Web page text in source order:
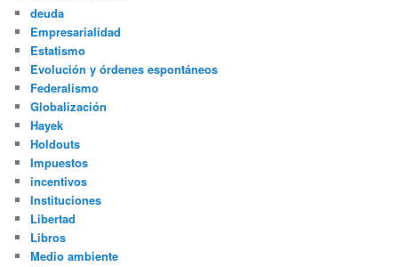
deuda
Empresarialidad
Estatismo
Evolución y órdenes espontáneos
Federalismo
Globalización
Hayek
Holdouts
Impuestos
incentivos
Instituciones
Libertad
Libros
Medio ambiente